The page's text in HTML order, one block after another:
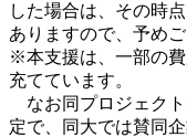
した場合は、その時
ありますので、予めご
※本支援は、一部の
充てています。
なお同プロジェク
定で、同大では賛同